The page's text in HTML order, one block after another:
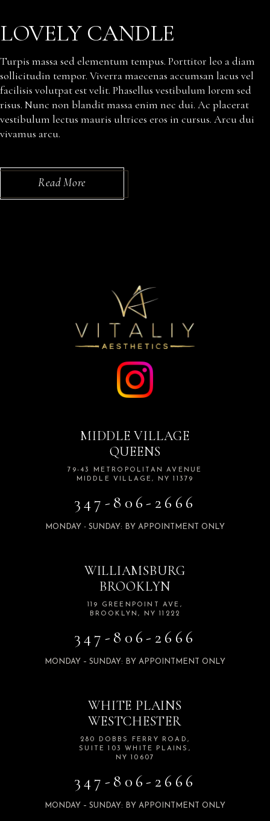
LOVELY CANDLE
Turpis massa sed elementum tempus. Porttitor leo a diam
sollicitudin tempor. Viverra maecenas accumsan lacus vel
facilisis volutpat est velit. Phasellus vestibulum lorem sed
risus. Nunc non blandit massa enim nec dui. Ac placerat
vestibulum lectus mauris ultrices eros in cursus. Arcu dui
vivamus arcu.
Read More
MIDDLE VILLAGE
QUEENS
79-43 METROPOLITAN AVENUE
MIDDLE VILLAGE, NY 11379
347-806-2666
MONDAY - SUNDAY: BY APPOINTMENT ONLY
WILLIAMSBURG
BROOKLYN
119 GREENPOINT AVE,
BROOKLYN, NY 11222
347-806-2666
MONDAY – SUNDAY: BY APPOINTMENT ONLY
WHITE PLAINS
WESTCHESTER
280 DOBBS FERRY ROAD,
SUITE 103 WHITE PLAINS,
NY 10607
347-806-2666
MONDAY – SUNDAY: BY APPOINTMENT ONLY